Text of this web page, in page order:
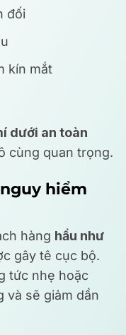
đối
kín mắt
dưới an toàn
cùng quan trọng.
hiểm
hàng hầu như
gây tê cục bộ.
tức nhẹ hoặc
và sẽ giảm dần